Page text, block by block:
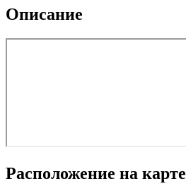
Описание
Расположение на карте